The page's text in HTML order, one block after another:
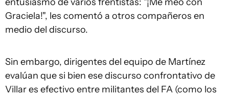
Graciela!", les comentó a otros compañeros en
medio del discurso.
Sin embargo, dirigentes del equipo de Martínez
evalúan que si bien ese discurso confrontativo de
Villar es efectivo entre militantes del FA (como los